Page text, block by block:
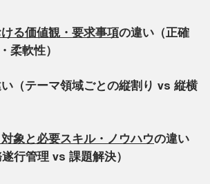
る価値観・要求事項の違い（正確
柔軟性）
（テーマ領域ごとの縦割り vs 縦横
象と必要スキル・ノウハウの違い
遂行管理 vs 課題解決）